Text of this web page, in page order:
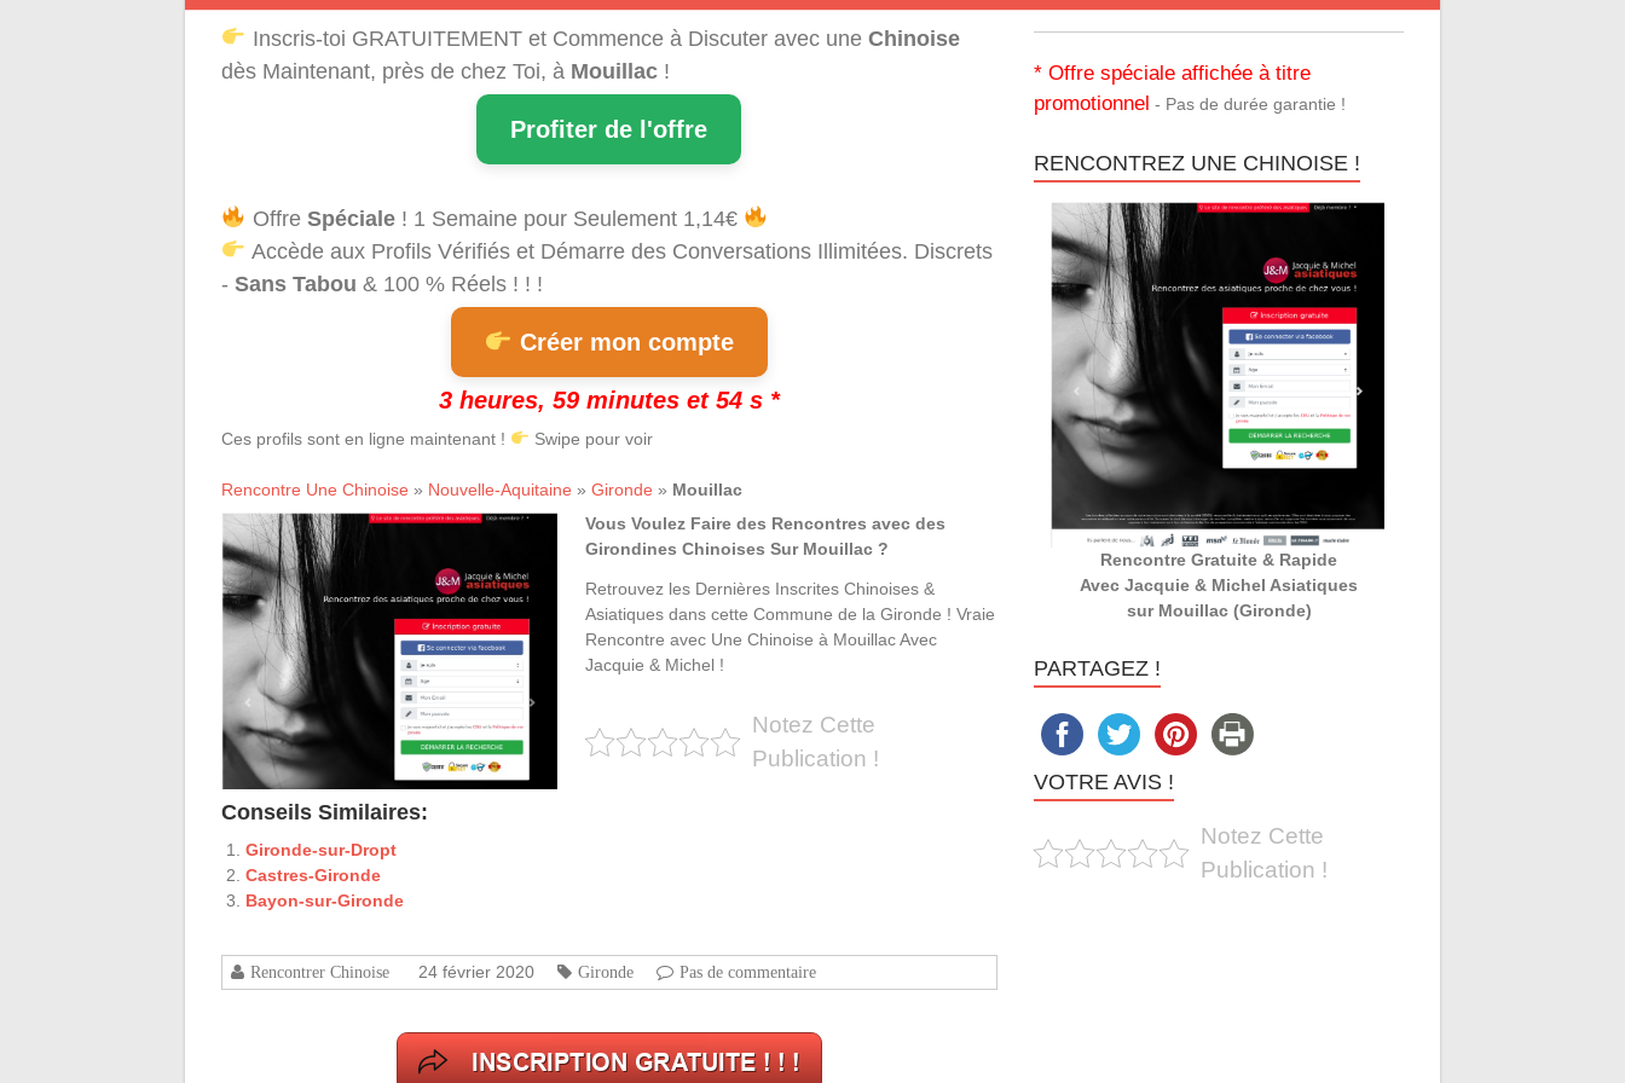
Inscris-toi GRATUITEMENT et Commence à Discuter avec une Chinoise
dès Maintenant, près de chez Toi, à Mouillac !
Profiter de l'offre
Offre Spéciale! 1 Semaine pour Seulement 1,14€
Accède aux Profils Vérifiés et Démarre des Conversations Illimitées. Discrets
- Sans Tabou & 100 % Réels ! ! !
Créer mon compte
3 heures, 59 minutes et 53 s *
Ces profils sont en ligne maintenant ! Swipe pour voir
Rencontre Une Chinoise » Nouvelle-Aquitaine » Gironde » Mouillac
Vous Voulez Faire des Rencontres avec des
Girondines Chinoises Sur Mouillac ?
Retrouvez les Dernières Inscrites Chinoises &
Asiatiques dans cette Commune de la Gironde ! Vraie
Rencontre avec Une Chinoise à Mouillac Avec
Jacquie & Michel !
Notez Cette
Publication !
Conseils Similaires:
Gironde-sur-Dropt
Castres-Gironde
Bayon-sur-Gironde
Rencontrer Chinoise 24 février 2020 Gironde Pas de commentaire
* Offre spéciale affichée à titre
promotionnel - Pas de durée garantie !
RENCONTREZ UNE CHINOISE !
Rencontre Gratuite & Rapide
Avec Jacquie & Michel Asiatiques
sur Mouillac (Gironde)
PARTAGEZ !
VOTRE AVIS !
Notez Cette
Publication !